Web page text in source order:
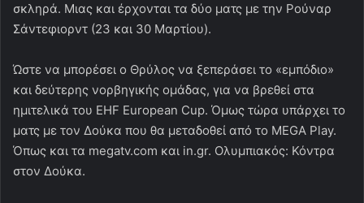
σκληρά. Μιας και έρχονται τα δύο ματς με την Ρούναρ
Σάντεφιορντ (23 και 30 Μαρτίου).
Ώστε να μπορέσει ο Θρύλος να ξεπεράσει το «εμπόδιο»
και δεύτερης νορβηγικής ομάδας, για να βρεθεί στα
ημιτελικά του EHF European Cup. Όμως τώρα υπάρχει το
ματς με τον Δούκα που θα μεταδοθεί από το MEGA Play.
Όπως και τα megatv.com και in.gr. Ολυμπιακός: Κόντρα
στον Δούκα.